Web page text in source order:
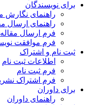
برای نویسندگان
راهنمای نگارش
راهنمای ارسال
فرم ارسال مقاله
فرم موافقت
ثبت نام و اشتراک
اطلاعات ثبت نام
فرم ثبت نام
فرم اشتراک نشریه
برای داوران
راهنمای داوران